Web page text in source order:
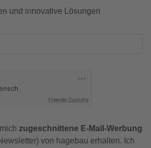
und innovative Lösungen
Friendly Captcha
zugeschnittene E-Mail-Werbung
von hagebau erhalten. Ich